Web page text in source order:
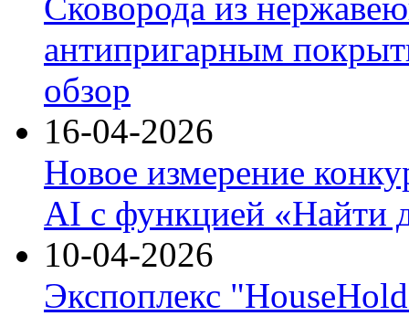
антипригарным
обзор
16-04-2026
Новое измерение
AI с функцией «Найти
10-04-2026
Экспоплекс